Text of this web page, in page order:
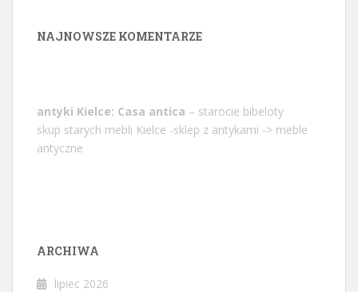
NAJNOWSZE KOMENTARZE
antyki Kielce: Casa antica – starocie bibeloty
skup starych mebli Kielce -sklep z antykami -> meble
antyczne
ARCHIWA
lipiec 2026